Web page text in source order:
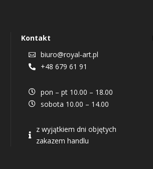
Kontakt
 biuro@royal-art.pl
 +48 679 61 91
 pon – pt 10.00 – 18.00
 sobota 10.00 – 14.00

z wyjątkiem dni objętych
zakazem handlu